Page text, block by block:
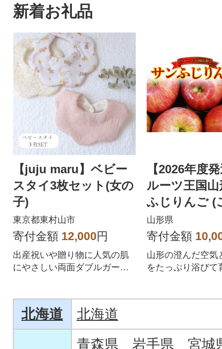
新着お礼品
【juju maru】ベビー
スタイ3枚セット(女の
子)
東京都東村山市
寄付金額 12,000円
出産祝いや贈り物に人気の肌
にやさしい両面ダブルガーゼ
【2026年度
ルーツ王国
ふじりんご (
5kg
山形県
寄付金額
山形の澄んだ空気
をたっぷり浴びて
北海道
北海道
青森県
岩手県 宮城